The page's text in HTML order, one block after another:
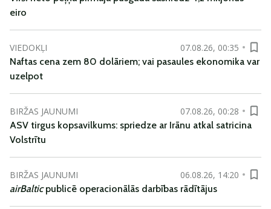
eiro
VIEDOKĻI
07.08.26, 00:35
Naftas cena zem 80 dolāriem; vai pasaules ekonomika var
uzelpot
BIRŽAS JAUNUMI
07.08.26, 00:28
ASV tirgus kopsavilkums: spriedze ar Irānu atkal satricina
Volstrītu
BIRŽAS JAUNUMI
06.08.26, 14:20
airBalticpublicē operacionālās darbības rādītājus